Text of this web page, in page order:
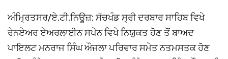
ਅੰਮ੍ਰਿਤਸਰ/ਏ.ਟੀ.ਨਿਊਜ਼: ਸੱਚਖੰਡ ਸ੍ਰੀ ਦਰਬਾਰ ਸਾਹਿਬ ਵਿਖੇ
ਰੇਨਏਅਰ ਏਅਰਲਾਈਨ ਸਪੇਨ ਵਿਖੇ ਨਿਯੁਕਤ ਹੋਣ ਤੋਂ ਬਾਅਦ
ਪਾਇਲਟ ਮਨਰਾਜ ਸਿੰਘ ਔਜਲਾ ਪਰਿਵਾਰ ਸਮੇਤ ਨਤਮਸਤਕ ਹੋਣ